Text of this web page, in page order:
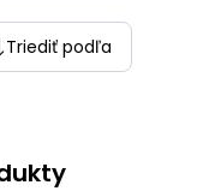
Triediť podľa